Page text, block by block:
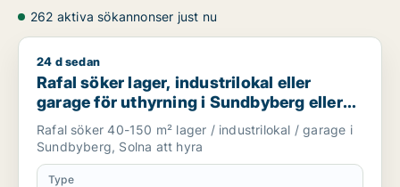
262 aktiva sökannonser just nu
Rafal söker lager, industrilokal eller garage för uthyrning i
24 d sedan
Rafal söker lager, industrilokal eller
garage för uthyrning i Sundbyberg eller
Solna
Rafal söker 40-150 m² lager / industrilokal / garage i
Sundbyberg, Solna att hyra
Type